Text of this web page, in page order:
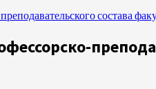
состава